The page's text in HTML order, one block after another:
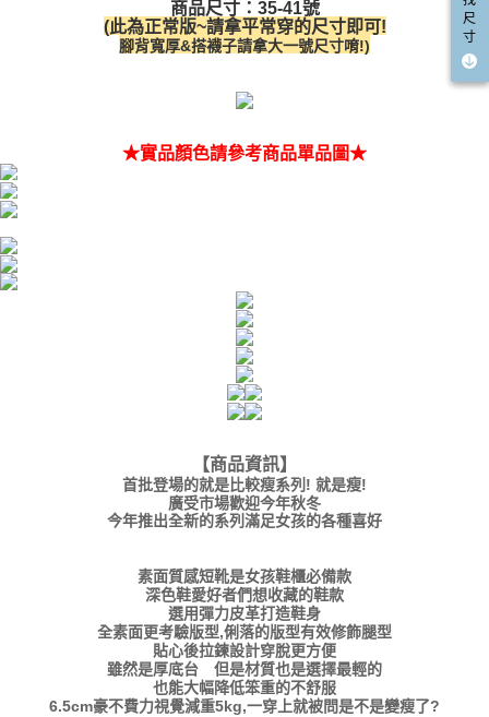
５．嚴禁一人註冊多個帳號或使用他人資訊註冊。若發現惡意使用之情形，
恩沛科技股份有限公司將有權停止該用戶之使用額度並採取法律行動。
國家/地區配送(限中國大陸地區) 查看運費
商品尺寸：35-41號
(此為正常版~請拿平常穿的尺寸即可!
腳背寬厚&搭襪子請拿大一號尺寸唷!)
★實品顏色請參考商品單品圖★
【商品資訊】
首批登場的就是比較瘦系列! 就是瘦!
廣受市場歡迎今年秋冬
今年推出全新的系列滿足女孩的各種喜好
素面質感短靴是女孩鞋櫃必備款
深色鞋愛好者們想收藏的鞋款
選用彈力皮革打造鞋身
全素面更考驗版型,俐落的版型有效修飾腿型
貼心後拉鍊設計穿脫更方便
雖然是厚底台 但是材質也是選擇最輕的
也能大幅降低笨重的不舒服
6.5cm豪不費力視覺減重5kg,一穿上就被問是不是變瘦了?
尺
寸